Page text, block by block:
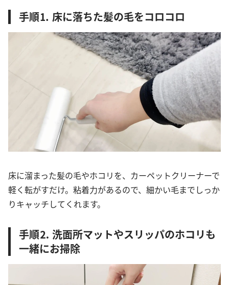
手順⒈ 床に落ちた髪の毛をコロコロ
床に溜まった髪の毛やホコリを、カーペットクリーナーで
軽く転がすだけ。粘着力があるので、細かい毛までしっか
りキャッチしてくれます。
手順⒉ 洗面所マットやスリッパのホコリも
一緒にお掃除